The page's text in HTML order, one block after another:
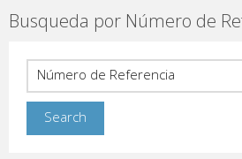
Busqueda por Número de